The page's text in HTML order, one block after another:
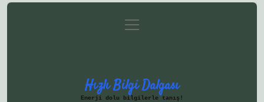
Gizlilik Politikası
menüyü
aç
Hızlı Bilgi Dalgası
Enerji dolu bilgilerle tanış!